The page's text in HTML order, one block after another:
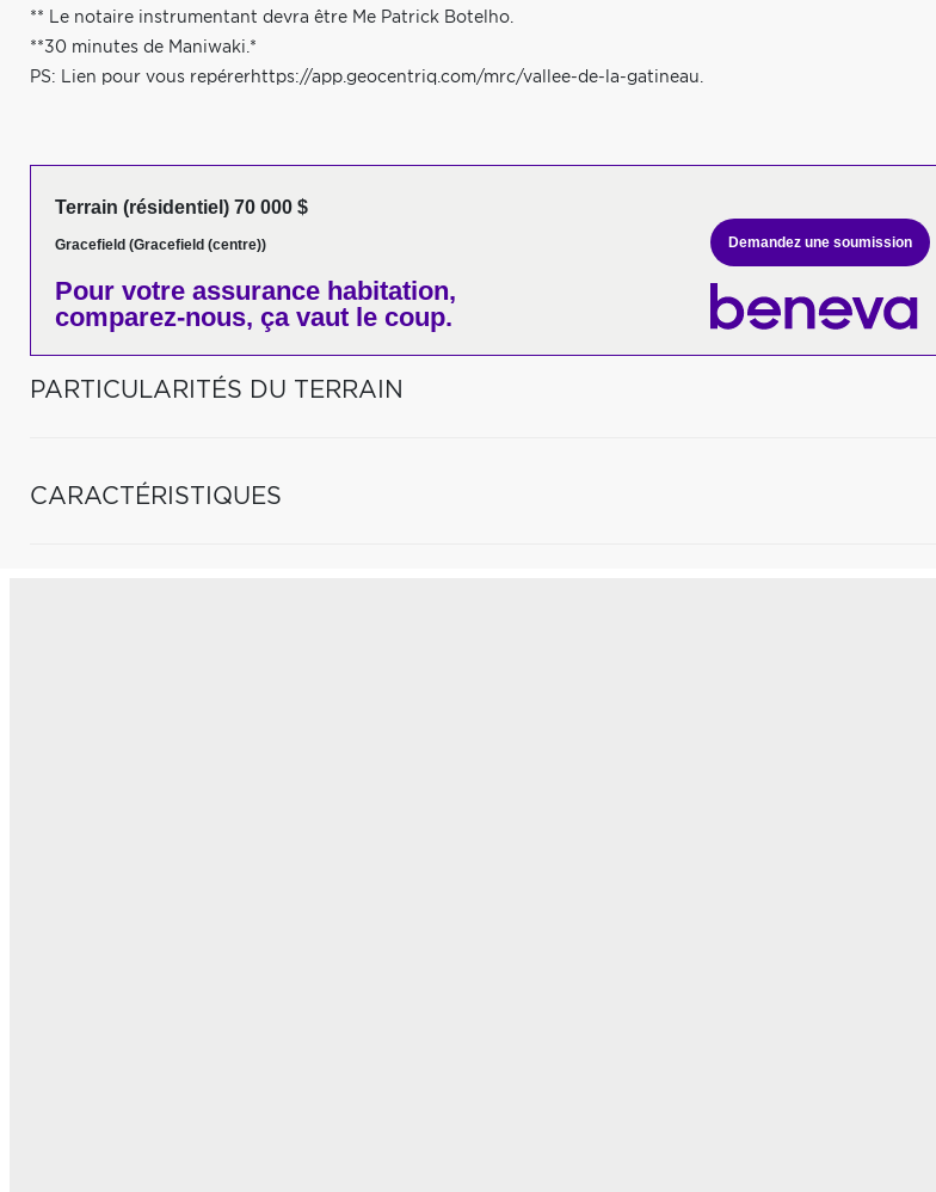
** Le notaire instrumentant devra être Me Patrick Botelho.
**30 minutes de Maniwaki.*
PS: Lien pour vous repérerhttps://app.geocentriq.com/mrc/vallee-de-la-gatineau.
Terrain (résidentiel) 70 000 $
Gracefield (Gracefield (centre))
Pour votre assurance habitation,
comparez-nous, ça vaut le coup.
Demandez une soumission
PARTICULARITÉS DU TERRAIN
CARACTÉRISTIQUES